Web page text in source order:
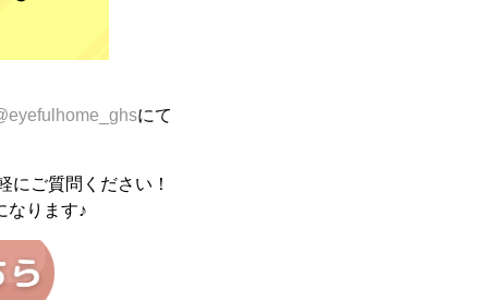
にて
にご質問ください！
なります♪